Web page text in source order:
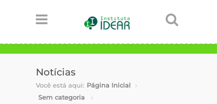
Notícias
Você está aqui: Página Inicial
Sem categoria